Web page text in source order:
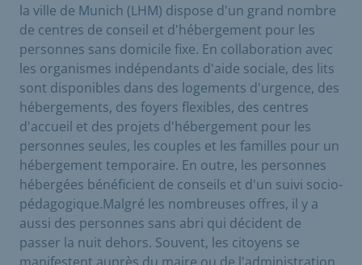
la ville de Munich (LHM) dispose d'un grand nombre
de centres de conseil et d'hébergement pour les
personnes sans domicile fixe. En collaboration avec
les organismes indépendants d'aide sociale, des lits
sont disponibles dans des logements d'urgence, des
hébergements, des foyers flexibles, des centres
d'accueil et des projets d'hébergement pour les
personnes seules, les couples et les familles pour un
hébergement temporaire. En outre, les personnes
hébergées bénéficient de conseils et d'un suivi socio-
pédagogique.Malgré les nombreuses offres, il y a
aussi des personnes sans abri qui décident de
passer la nuit dehors. Souvent, les citoyens se